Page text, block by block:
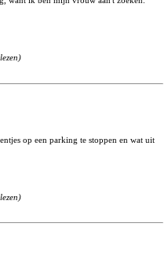
op een parking te stoppen en wat uit